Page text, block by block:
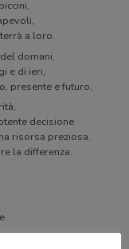
a loro.
domani,
e di ieri,
presente e futuro.
decisione
risorsa preziosa.
la differenza.